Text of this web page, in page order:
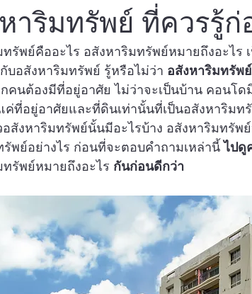
าริมทรัพย์ ที่ควรรู้
ทรัพย์คืออะไร อสังหาริมทรัพย์หมายถึงอะไ
บอสังหาริมทรัพย์ รู้หรือไม่ว่า อสังหาริมทรัพ
คนต้องมีที่อยู่อาศัย ไม่ว่าจะเป็นบ้าน คอนโด
ค่ที่อยู่อาศัยและที่ดินเท่านั้นที่เป็นอสังหาริม
สังหาริมทรัพย์นั้นมีอะไรบ้าง อสังหาริมทรัพ
รัพย์อย่างไร ก่อนที่จะตอบคำถามเหล่านี้ ไปดู
ทรัพย์หมายถึงอะไร กันก่อนดีกว่า